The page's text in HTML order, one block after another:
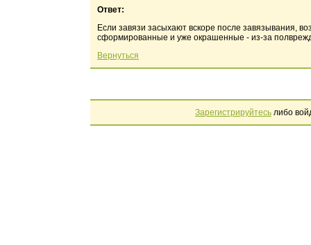
Ответ:
Если завязи засыхают вскоре после завязывания,
сформированные и уже окрашенные - из-за
Вернуться
Зарегистрируйтесь либо